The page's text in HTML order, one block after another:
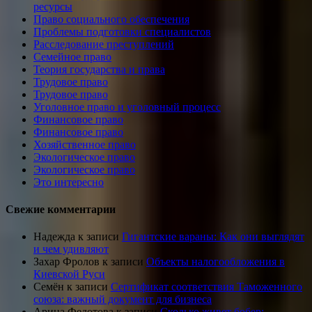
ресурсы
Право социального обеспечения
Проблемы подготовки специалистов
Расследование преступлений
Семейное право
Теория государства и права
Трудовое право
Трудовое право
Уголовное право и уголовный процесс
Финансовое право
Финансовое право
Хозяйственное право
Экологическое право
Экологическое право
Это интересно
Свежие комментарии
Надежда к записи Гигантские вараны: Как они выглядят
и чем удивляют
Захар Фролов к записи Объекты налогообложения в
Киевской Руси
Семён к записи Сертификат соответствия Таможенного
союза: важный документ для бизнеса